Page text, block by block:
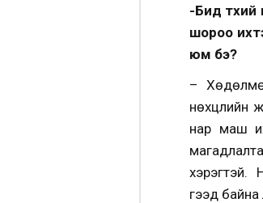
-Бид
шороо
юм бэ?
–
нөхцлийн
нар маш
хэрэгтэй.
гээд байна